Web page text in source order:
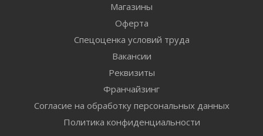
Магазины
Оферта
Спецоценка условий труда
Вакансии
Реквизиты
Франчайзинг
Согласие на обработку персональных данных
Политика конфиденциальности